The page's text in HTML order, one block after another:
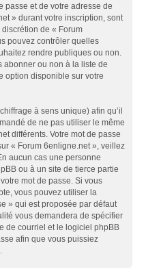
passe et de votre adresse de
» durant votre inscription, sont
de « Forum
pouvez contrôler quelles
rendre publiques ou non.
abonner ou non à la liste de
option disponible sur votre
à sens unique) afin qu’il
de ne pas utiliser le même
différents. Votre mot de passe
« Forum 6enligne.net », veillez
aucun cas une personne
ou à un site de tierce partie
mot de passe. Si vous
vous pouvez utiliser la
» qui est proposée par défaut
vous demandera de spécifier
de courriel et le logiciel phpBB
afin que vous puissiez